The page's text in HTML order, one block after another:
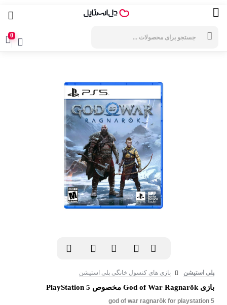
0
پلی استیشن بازی های کنسول خانگی پلی استیشن
بازی God of War Ragnarök مخصوص PlayStation 5
god of war ragnarök for playstation 5